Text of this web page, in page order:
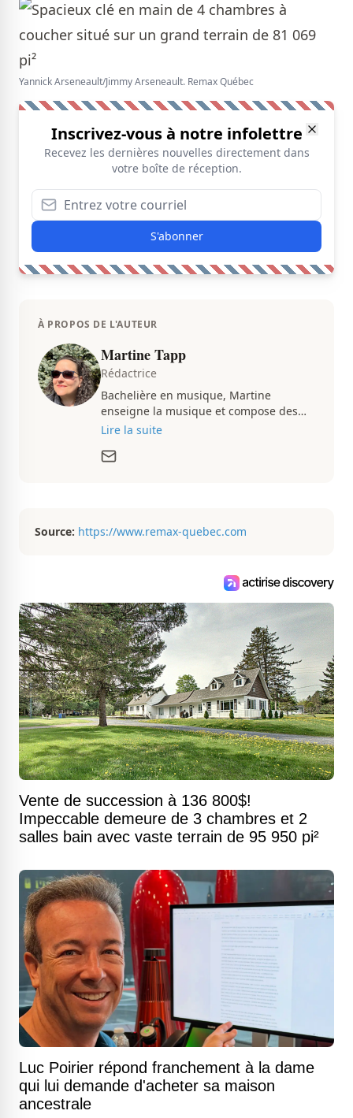
Yannick Arseneault/Jimmy Arseneault. Remax Québec
Inscrivez-vous à notre infolettre
Recevez les dernières nouvelles directement dans
votre boîte de réception.
S'abonner
À PROPOS DE L'AUTEUR
Martine Tapp
Rédactrice
Bachelière en musique, Martine
enseigne la musique et compose des
pièces musicales pendant ses temps
d’aménagement intérieur, elle suit de
Lire la suite
Source: https://www.remax-quebec.com
Vente de succession à 136 800$!
Impeccable demeure de 3 chambres et 2
salles bain avec vaste terrain de 95 950 pi²
Luc Poirier répond franchement à la dame
qui lui demande d'acheter sa maison
ancestrale